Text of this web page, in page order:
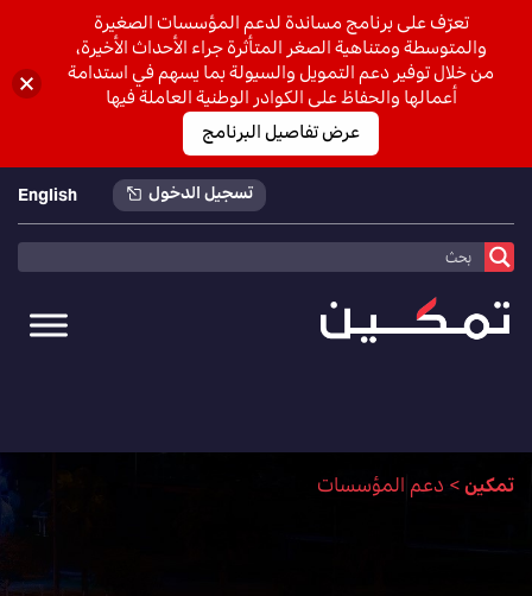
تسجيل الدخول English
تمكين>دعم المؤسسات
تعرّف على برنامج مساندة لدعم المؤسسات الصغيرة
والمتوسطة ومتناهية الصغر المتأثرة جراء الأحداث الأخيرة،
من خلال توفير دعم التمويل والسيولة بما يسهم في استدامة
أعمالها والحفاظ على الكوادر الوطنية العاملة فيها
عرض تفاصيل البرنامج